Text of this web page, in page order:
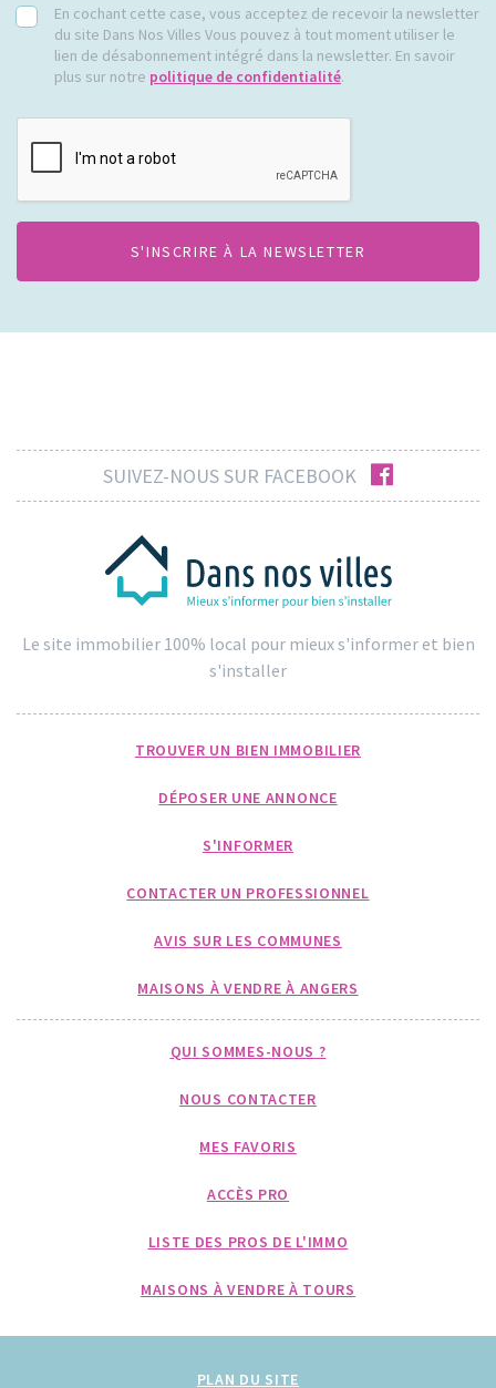
RGPDEn cochant cette case, vous acceptez de recevoir la newsletter
du site Dans Nos Villes Vous pouvez à tout moment utiliser le
lien de désabonnement intégré dans la newsletter. En savoir
plus sur notre politique de confidentialité.
CAPTCHA
SUIVEZ-NOUS SUR FACEBOOK facebook
Le site immobilier 100% local pour mieux s'informer et bien
s'installer
TROUVER UN BIEN IMMOBILIER
DÉPOSER UNE ANNONCE
S'INFORMER
CONTACTER UN PROFESSIONNEL
AVIS SUR LES COMMUNES
MAISONS À VENDRE À ANGERS
QUI SOMMES-NOUS ?
NOUS CONTACTER
MES FAVORIS
ACCÈS PRO
LISTE DES PROS DE L'IMMO
MAISONS À VENDRE À TOURS
PLAN DU SITE